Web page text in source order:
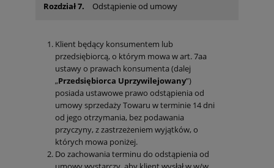
Rozdział 7. Odstąpienie od umowy
Klient będący konsumentem lub
przedsiębiorcą, o którym mowa w art. 7aa
ustawy o prawach konsumenta (dalej
„Przedsiębiorca Uprzywilejowany”)
posiada ustawowe prawo odstąpienia od
umowy sprzedaży Towaru w terminie 14 dni
od jego otrzymania, bez podawania
przyczyny, z zastrzeżeniem wyjątków, o
których mowa poniżej.
Do zachowania terminu do odstąpienia od